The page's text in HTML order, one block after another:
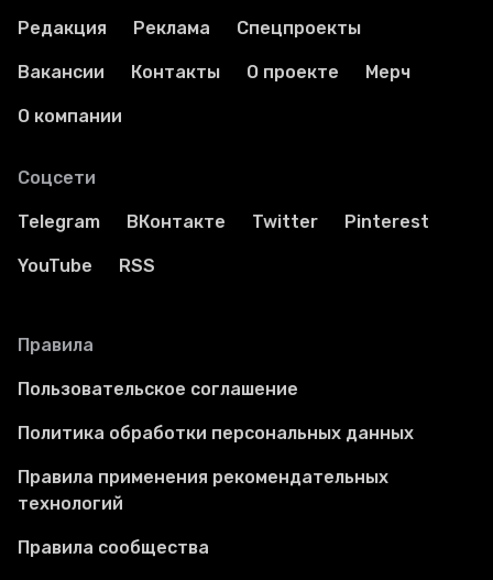
Редакция Реклама Спецпроекты
Вакансии Контакты О проекте Мерч
О компании
Соцсети
Telegram ВКонтакте Twitter Pinterest
YouTube RSS
Правила
Пользовательское соглашение
Политика обработки персональных данных
Правила применения рекомендательных
технологий
Правила сообщества